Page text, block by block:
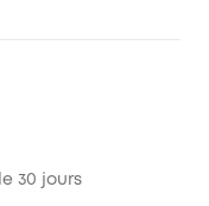
30 jours